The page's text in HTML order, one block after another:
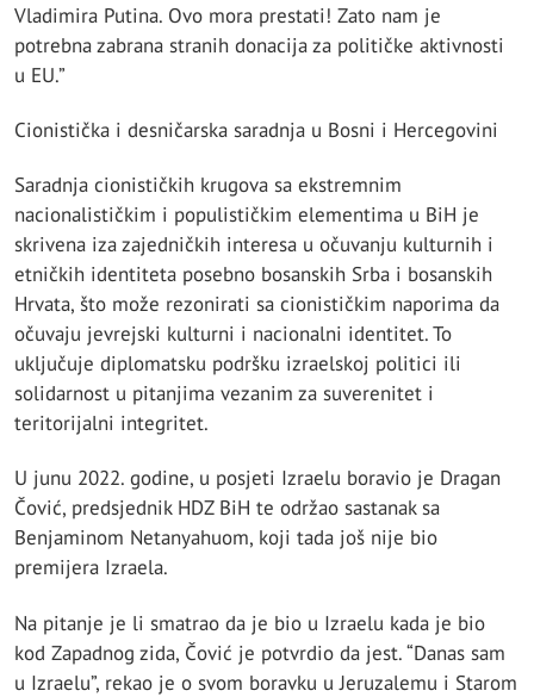
Vladimira Putina. Ovo mora prestati! Zato nam je
potrebna zabrana stranih donacija za političke aktivnosti
u EU.”
Cionistička i desničarska saradnja u Bosni i Hercegovini
Saradnja cionističkih krugova sa ekstremnim
nacionalističkim i populističkim elementima u BiH je
skrivena iza zajedničkih interesa u očuvanju kulturnih i
etničkih identiteta posebno bosanskih Srba i bosanskih
Hrvata, što može rezonirati sa cionističkim naporima da
očuvaju jevrejski kulturni i nacionalni identitet. To
uključuje ​​diplomatsku podršku izraelskoj politici ili
solidarnost u pitanjima vezanim za suverenitet i
teritorijalni integritet.
U junu 2022. godine, u posjeti Izraelu boravio je Dragan
Čović, predsjednik HDZ BiH te održao sastanak sa
Benjaminom Netanyahuom, koji tada još nije bio
premijera Izraela.
Na pitanje je li smatrao da je bio u Izraelu kada je bio
kod Zapadnog zida, Čović je potvrdio da jest. “Danas sam
u Izraelu”, rekao je o svom boravku u Jeruzalemu i Starom